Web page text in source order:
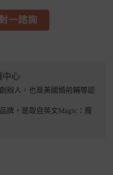
一諮詢
中心
辦人，也是美國婚前輔導認
牌，是取自英文Magic：魔